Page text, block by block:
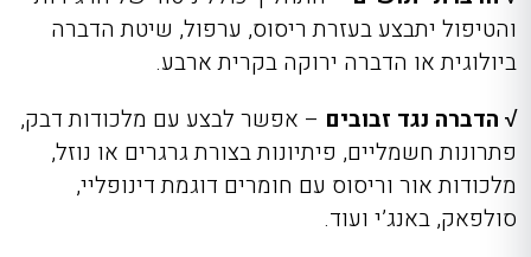
והטיפול יתבצע בעזרת ריסוס, ערפול, שיטת הדברה
ביולוגית או הדברה ירוקה בקרית ארבע.
√ הדברה נגד זבובים – אפשר לבצע עם מלכודות דבק,
פתרונות חשמליים, פיתיונות בצורת גרגרים או נוזל,
מלכודות אור וריסוס עם חומרים דוגמת דינופליי,
סולפאק, באנג’י ועוד.